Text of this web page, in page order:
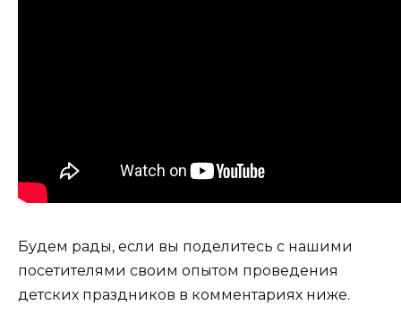
Будем рады, если вы поделитесь с нашими
посетителями своим опытом проведения
детских праздников в комментариях ниже.